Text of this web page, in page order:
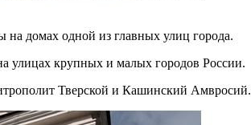
на домах одной из главных улиц города.
улицах крупных и малых городов России.
Тверской и Кашинский Амвросий.